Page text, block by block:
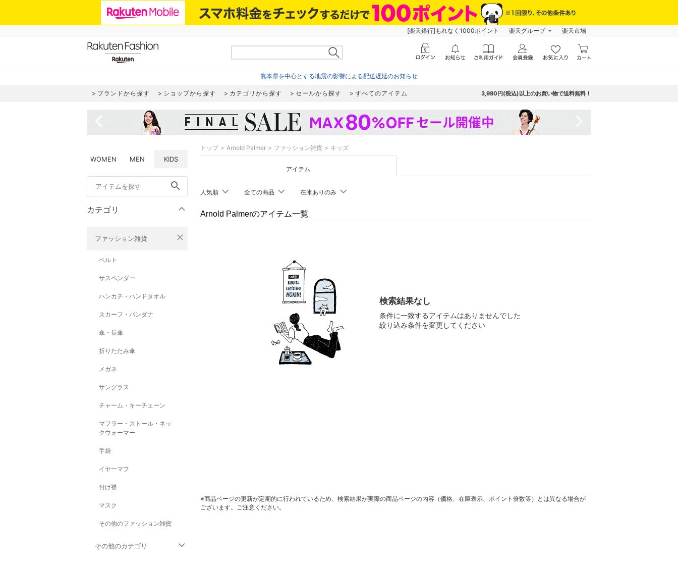
[楽天銀行]もれなく1000ポイント 楽天グループ 楽天市場
熊本県を中心とする地震の影響による配送遅延のお知らせ
ブランドから探す ショップから探す カテゴリから探す セールから探す すべてのアイテム 3,980円(税込)以上のお買い物で送料無料！
WOMEN MEN KIDS
search
カテゴリ
ファッション雑貨 close
ベルト
サスペンダー
ハンカチ・ハンドタオル
スカーフ・バンダナ
傘・長傘
折りたたみ傘
メガネ
サングラス
チャーム・キーチェーン
マフラー・ストール・ネッ
クウォーマー
手袋
イヤーマフ
付け襟
マスク
その他のファッション雑貨
その他のカテゴリ
トップ Arnold Palmer ファッション雑貨 キッズ
アイテム
人気順 全ての商品 在庫ありのみ
Arnold Palmerのアイテム一覧
検索結果なし
条件に一致するアイテムはありませんでした
絞り込み条件を変更してください
※商品ページの更新が定期的に行われているため、検索結果が実際の商品ページの内容（価格、在庫表示、ポイント倍数等）とは異なる場合が
ございます。ご注意ください。